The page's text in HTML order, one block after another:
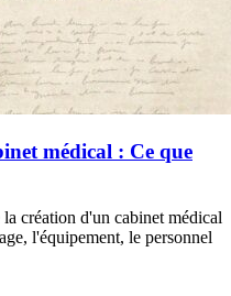
médical : Ce que
création d'un cabinet médical
l'équipement, le personnel